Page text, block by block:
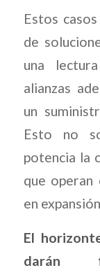
Estos
de
una
alianzas
un
Esto no
potencia la
que operan
en expansión.
El
darán